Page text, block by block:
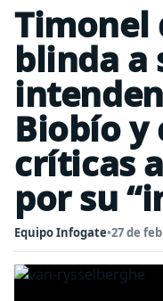
Timonel
blinda a
Biobío y
críticas
por su
Equipo Infogate•27 de